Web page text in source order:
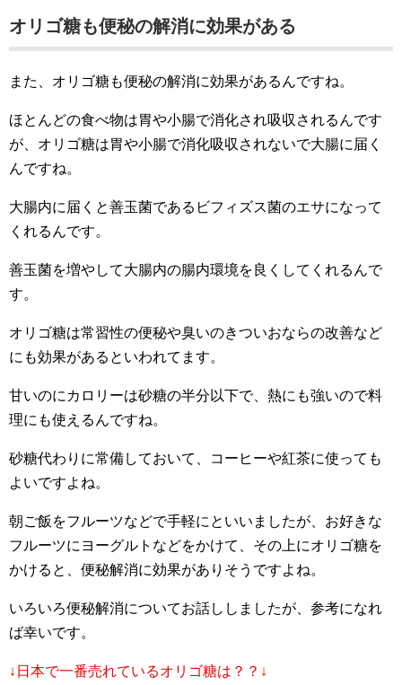
オリゴ糖も便秘の解消に効果がある
また、オリゴ糖も便秘の解消に効果があるんですね。
ほとんどの食べ物は胃や小腸で消化され吸収されるんです
が、オリゴ糖は胃や小腸で消化吸収されないで大腸に届く
んですね。
大腸内に届くと善玉菌であるビフィズス菌のエサになって
くれるんです。
善玉菌を増やして大腸内の腸内環境を良くしてくれるんで
す。
オリゴ糖は常習性の便秘や臭いのきついおならの改善など
にも効果があるといわれてます。
甘いのにカロリーは砂糖の半分以下で、熱にも強いので料
理にも使えるんですね。
砂糖代わりに常備しておいて、コーヒーや紅茶に使っても
よいですよね。
朝ご飯をフルーツなどで手軽にといいましたが、お好きな
フルーツにヨーグルトなどをかけて、その上にオリゴ糖を
かけると、便秘解消に効果がありそうですよね。
いろいろ便秘解消についてお話ししましたが、参考になれ
ば幸いです。
↓日本で一番売れているオリゴ糖は？？↓